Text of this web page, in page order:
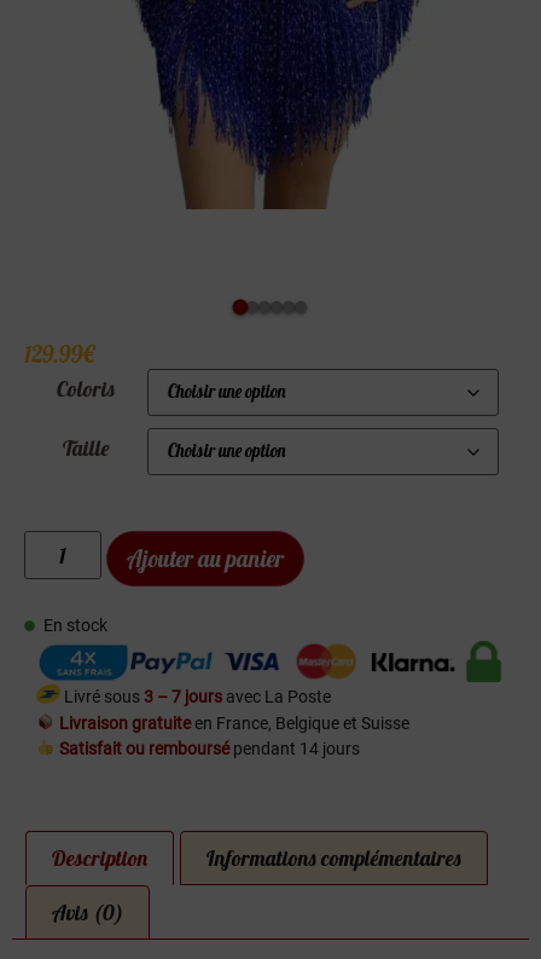
129.99€
Coloris
Taille
Ajouter au panier
En stock
Livré sous 3 – 7 jours avec La Poste
Livraison gratuiteen France, Belgique et Suisse
Satisfait ou remboursépendant 14 jours
Description Informations complémentaires
Avis (0)